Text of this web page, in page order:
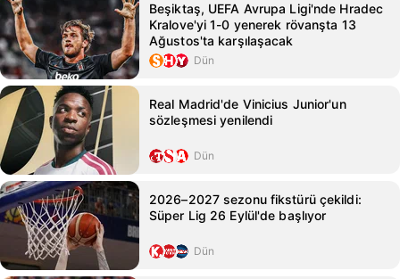
Beşiktaş, UEFA Avrupa Ligi'nde Hradec
Kralove'yi 1-0 yenerek rövanşta 13
Ağustos'ta karşılaşacak
Dün
Real Madrid'de Vinicius Junior'un
sözleşmesi yenilendi
Dün
2026–2027 sezonu fikstürü çekildi:
Süper Lig 26 Eylül'de başlıyor
Dün